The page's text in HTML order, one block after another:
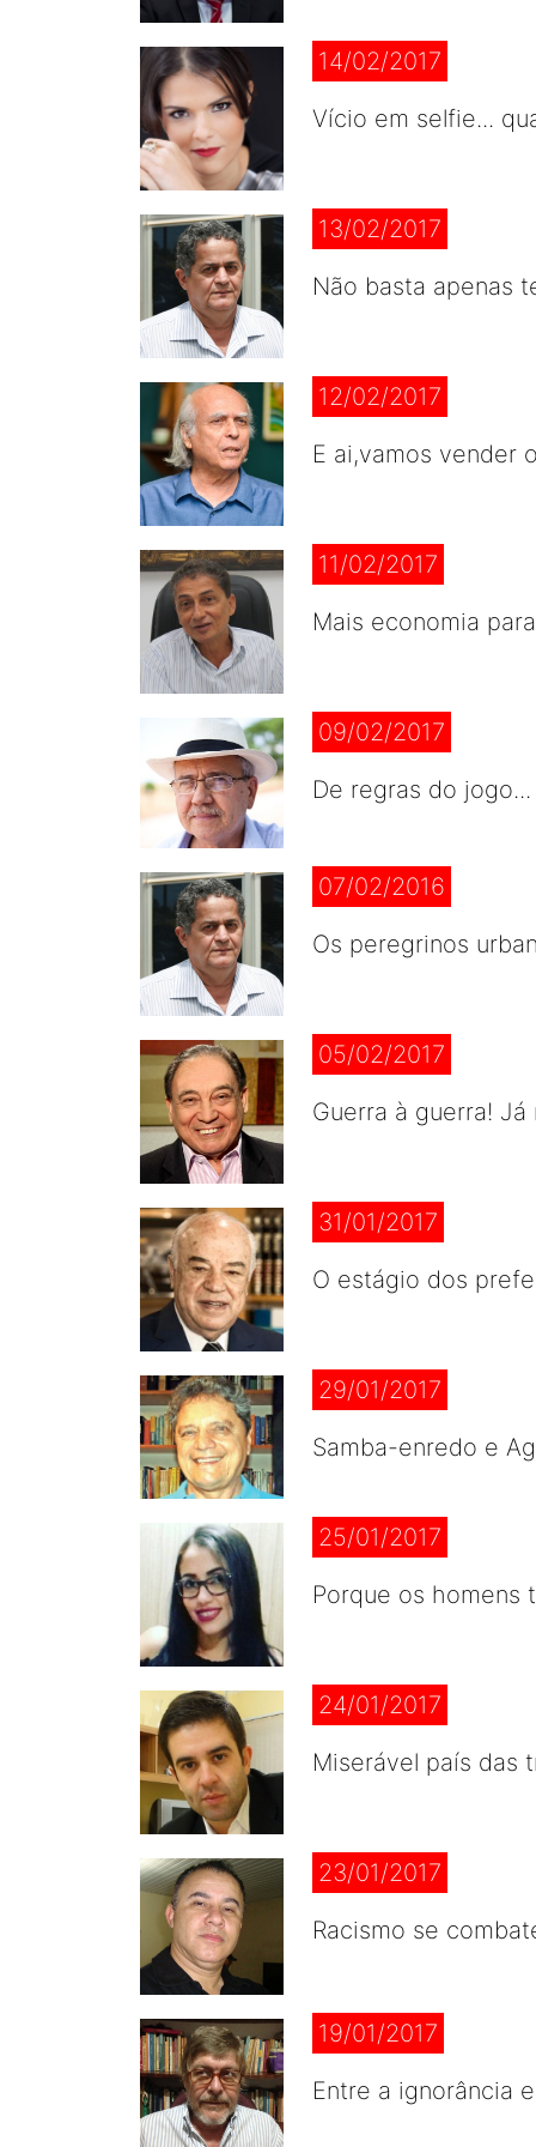
14/02/2017
Vício em selfie...
13/02/2017
Não basta apenas
12/02/2017
E ai,vamos vender
11/02/2017
Mais economia
09/02/2017
De regras do
07/02/2016
Os peregrinos
05/02/2017
Guerra à guerra!
31/01/2017
O estágio dos
29/01/2017
Samba-enredo e
25/01/2017
Porque os homens
24/01/2017
Miserável país das
23/01/2017
Racismo se
19/01/2017
Entre a ignorância